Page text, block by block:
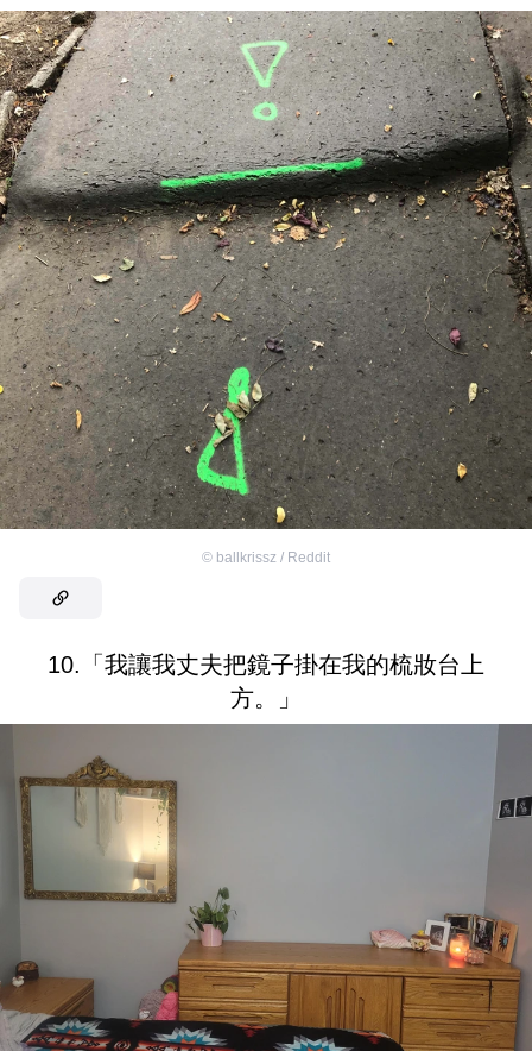
© ballkrissz / Reddit
10.「我讓我丈夫把鏡子掛在我的梳妝台上
方。」